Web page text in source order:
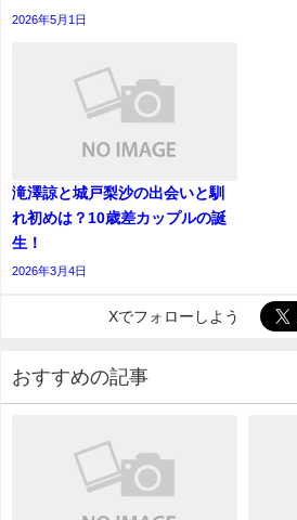
2026年5月1日
滝澤諒と城戸梨沙の出会いと馴
れ初めは？10歳差カップルの誕
生！
2026年3月4日
Xでフォローしよう
おすすめの記事